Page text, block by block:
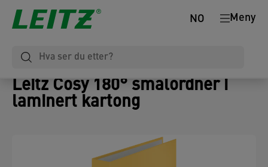
Meny
NO
Leitz Cosy 180° smalordner i
laminert kartong